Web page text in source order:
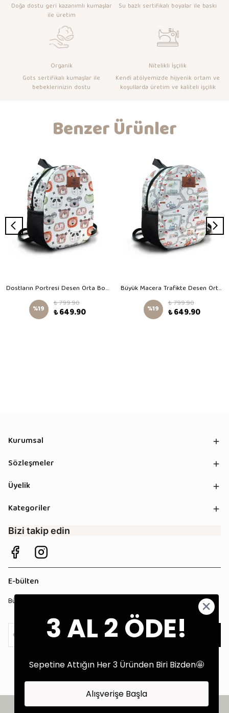
Doğa dostu geri kazanımlı kumaşlar
ile üretim
Su bazlı sertifikalı boyalar ile baskı
Organik
Gots sertifikalı kumaşlar ile
bebeklerinizin dostu
Nitelikli İşçilik
Kendi atölyemizde hijyenik ortam ve
koşullarda üretim ve kaliteli işçilik
Benzer Ürünler
Dostların Portresi Desen Orta Boy Kreş Çantası
%19 ₺ 799.90
₺ 649.90
Büyük Macera Trafikte Desen Orta Boy Kreş Çantası
%19 ₺ 799.90
₺ 649.90
Kurumsal
Sözleşmeler
Üyelik
Kategoriler
Bizi takip edin
E-bülten
Bültenimize kaydolun, tüm kampanyalardan anında haberdar olun!
©2025 Tüm Hakları Saklıdır - Tekstil Performans Pazarlama Ajansı:
3 AL 2 ÖDE!
Sepetine Attığın Her 3 Üründen Biri Bizden🤩
Alışverişe Başla